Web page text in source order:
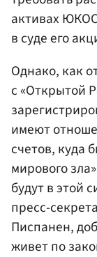
активах
в суде его
Однако, как
с «Открытой
имеют
счетов, куда
мирового
будут в этой
пресс-
Писпанен,
живет по